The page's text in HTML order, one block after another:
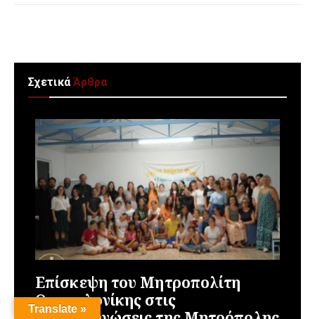
ΣχετικάΆρθρα
Επίσκεψη του Μητροπολίτη
Θεσσαλονίκης στις
Translate »